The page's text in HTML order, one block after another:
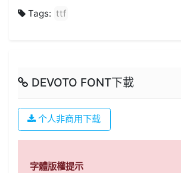
Tags: ttf
DEVOTO FONT下載
个人非商用下载
字體版權提示